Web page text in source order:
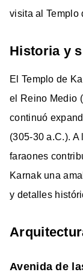
visita al Templo
Historia y
El Templo de
el Reino Medio
continuó
(305-30 a.C.).
faraones
Karnak una
y detalles
Avenida de